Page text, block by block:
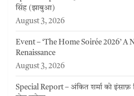
सिंह (झाबुआ)
August 3, 2026
Event – ‘The Home Soirée 2026’ A
Renaissance
August 3, 2026
Special Report – अंकित शर्मा को इंसाफ़